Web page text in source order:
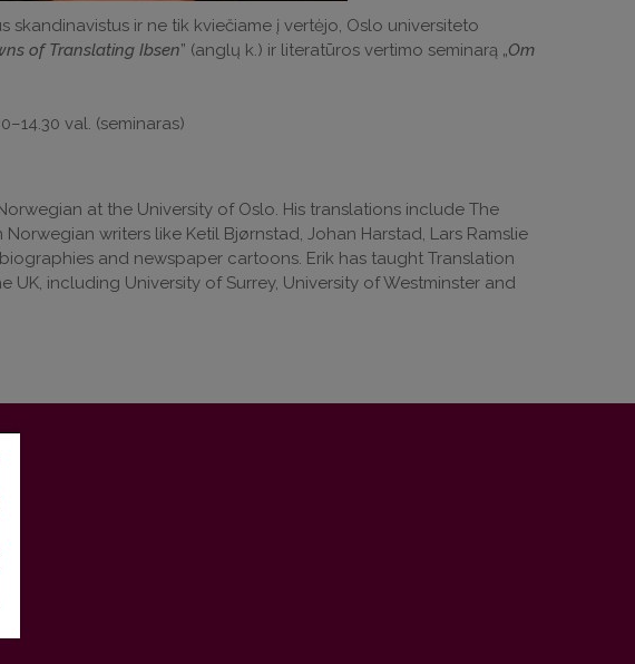
skandinavistus ir ne tik kviečiame į vertėjo, Oslo universiteto
of Translating Ibsen” (anglų k.) ir literatūros vertimo seminarą „Om
val. (seminaras)
at the University of Oslo. His translations include The
writers like Ketil Bjørnstad, Johan Harstad, Lars Ramslie
and newspaper cartoons. Erik has taught Translation
including University of Surrey, University of Westminster and